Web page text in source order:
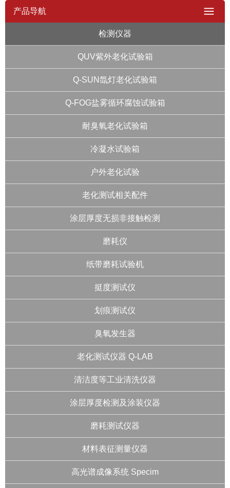
产品导航
检测仪器
QUV紫外老化试验箱
Q-SUN氙灯老化试验箱
Q-FOG盐雾循环腐蚀试验箱
耐臭氧老化试验箱
冷凝水试验箱
户外老化试验
老化测试相关配件
涂层厚度无损非接触检测
磨耗仪
纸带磨耗试验机
挺度测试仪
划痕测试仪
臭氧发生器
老化测试仪器 Q-LAB
清洁度等工业清洗仪器
涂层厚度检测及涂装仪器
磨耗测试仪器
材料表征测量仪器
高光谱成像系统 Specim